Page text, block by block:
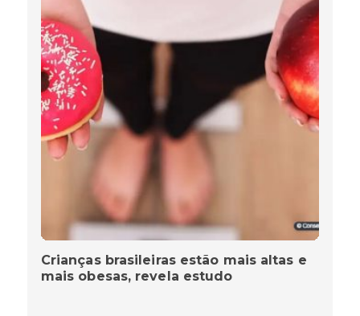
Crianças brasileiras estão mais altas e
mais obesas, revela estudo